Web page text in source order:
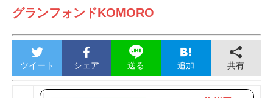
グランフォンドKOMORO
ツイート シェア 送る 追加 共有